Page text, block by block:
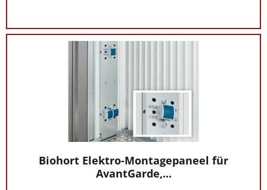
Biohort Elektro-Montagepaneel für
AvantGarde,...